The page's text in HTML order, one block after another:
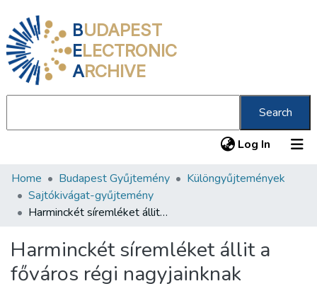
BUDAPEST
ELECTRONIC
ARCHIVE
Search
Log In (current)
Communities & Collections
All of DSpace
About us
Home Budapest Gyűjtemény
Különgyűjtemények
Sajtókivágat-gyűjtemény
Harminckét síremléket állit a főváros régi nagyjainknak
Harminckét síremléket állit a
főváros régi nagyjainknak